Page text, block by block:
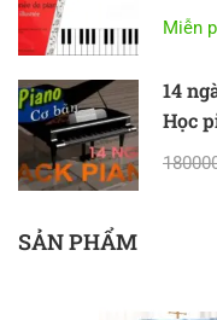
Miễn
14
Học
SẢN PHẨM